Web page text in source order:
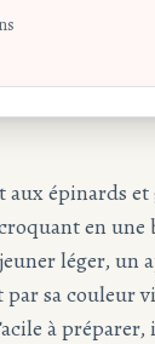
aux épinards
en une
léger, un
sa couleur
à préparer,